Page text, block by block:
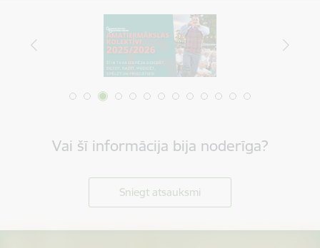
Vai šī informācija bija noderīga?
Sniegt atsauksmi